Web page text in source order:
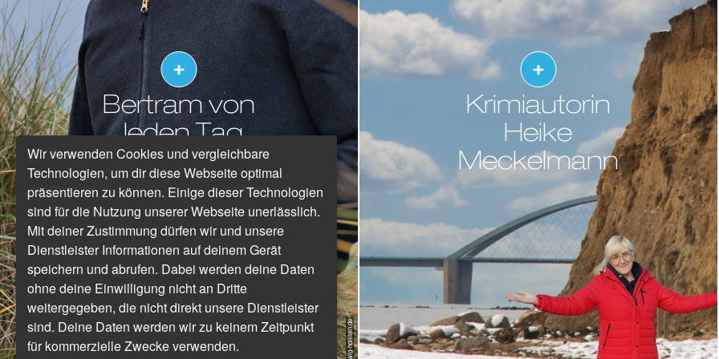
Bertram von
Jeden Tag
Silvester
Krimiautorin
Heike
Meckelmann
Wir verwenden Cookies und vergleichbare
Technologien, um dir diese Webseite optimal
präsentieren zu können. Einige dieser Technologien
sind für die Nutzung unserer Webseite unerlässlich.
Mit deiner Zustimmung dürfen wir und unsere
Dienstleister Informationen auf deinem Gerät
speichern und abrufen. Dabei werden deine Daten
ohne deine Einwilligung nicht an Dritte
weitergegeben, die nicht direkt unsere Dienstleister
sind. Deine Daten werden wir zu keinem Zeitpunkt
für kommerzielle Zwecke verwenden.